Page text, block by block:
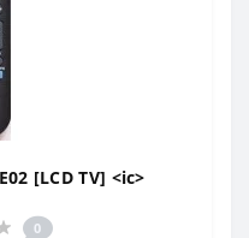
[LCD TV] <ic>
0